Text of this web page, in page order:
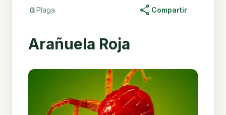
bug_reportPlaga share Compartir
Arañuela Roja